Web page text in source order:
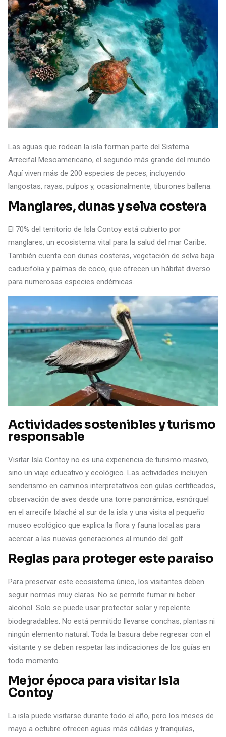
Las aguas que rodean la isla forman parte del Sistema
Arrecifal Mesoamericano, el segundo más grande del mundo.
Aquí viven más de 200 especies de peces, incluyendo
langostas, rayas, pulpos y, ocasionalmente, tiburones ballena.
Manglares, dunas y selva costera
El 70% del territorio de Isla Contoy está cubierto por
manglares, un ecosistema vital para la salud del mar Caribe.
También cuenta con dunas costeras, vegetación de selva baja
caducifolia y palmas de coco, que ofrecen un hábitat diverso
para numerosas especies endémicas.
Actividades sostenibles y turismo
responsable
Visitar Isla Contoy no es una experiencia de turismo masivo,
sino un viaje educativo y ecológico. Las actividades incluyen
senderismo en caminos interpretativos con guías certificados,
observación de aves desde una torre panorámica, esnórquel
en el arrecife Ixlaché al sur de la isla y una visita al pequeño
museo ecológico que explica la flora y fauna local.as para
acercar a las nuevas generaciones al mundo del golf.
Reglas para proteger este paraíso
Para preservar este ecosistema único, los visitantes deben
seguir normas muy claras. No se permite fumar ni beber
alcohol. Solo se puede usar protector solar y repelente
biodegradables. No está permitido llevarse conchas, plantas ni
ningún elemento natural. Toda la basura debe regresar con el
visitante y se deben respetar las indicaciones de los guías en
todo momento.
Mejor época para visitar Isla
Contoy
La isla puede visitarse durante todo el año, pero los meses de
mayo a octubre ofrecen aguas más cálidas y tranquilas,